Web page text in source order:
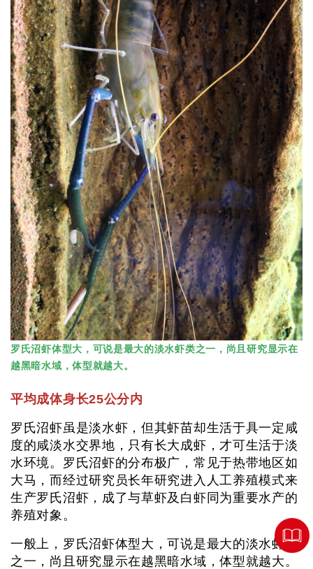
罗氏沼虾体型大，可说是最大的淡水虾类之一，尚且研究显示在
越黑暗水域，体型就越大。
平均成体身长25公分内
罗氏沼虾虽是淡水虾，但其虾苗却生活于具一定咸
度的咸淡水交界地，只有长大成虾，才可生活于淡
水环境。罗氏沼虾的分布极广，常见于热带地区如
大马，而经过研究员长年研究进入人工养殖模式来
生产罗氏沼虾，成了与草虾及白虾同为重要水产的
养殖对象。
一般上，罗氏沼虾体型大，可说是最大的淡水虾类
之一，尚且研究显示在越黑暗水域，体型就越大。